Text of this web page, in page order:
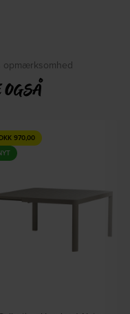
opmærksomhed
DKK 970,00